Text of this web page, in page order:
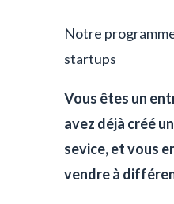
Notre
startups
Vous êtes un
avez déjà créé
sevice, et vous
vendre à